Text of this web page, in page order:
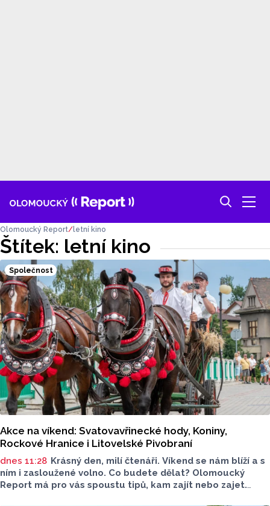
Štítek: letní kino
Olomoucký Report letní kino
Společnost
Akce na víkend: Svatovavřinecké hody, Koniny,
Rockové Hranice i Litovelské Pivobraní
dnes 11:28 Krásný den, milí čtenáři. Víkend se nám blíží a s
ním i zasloužené volno. Co budete dělat? Olomoucký
Report má pro vás spoustu tipů, kam zajít nebo zajet.